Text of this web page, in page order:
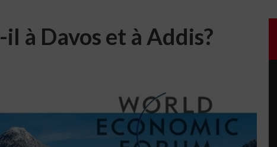
à Davos et à Addis?